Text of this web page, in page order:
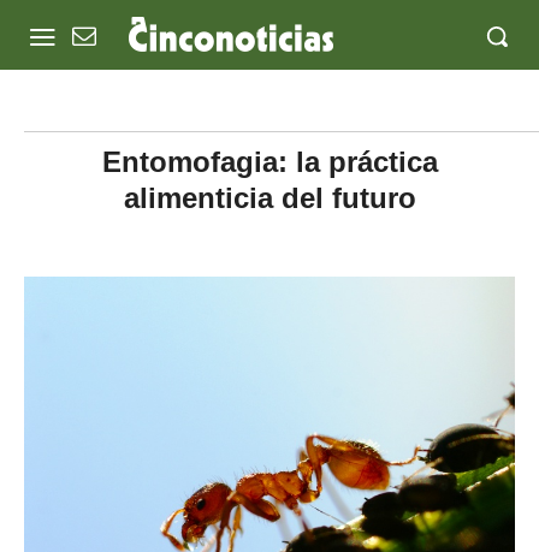
Entomofagia: la práctica
alimenticia del futuro